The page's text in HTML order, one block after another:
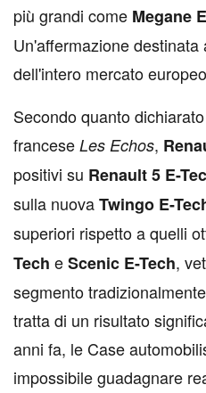
più grandi come Megane
Un'affermazione
dell'intero mercato
Secondo quanto
francese Les Echos,
positivi su Renault 5 E-
sulla nuovaTwingo E-
superiori rispetto a quelli
Tech eScenic E-Tech,
segmento
tratta di un risultato
anni fa, le Case
impossibile guadagnare